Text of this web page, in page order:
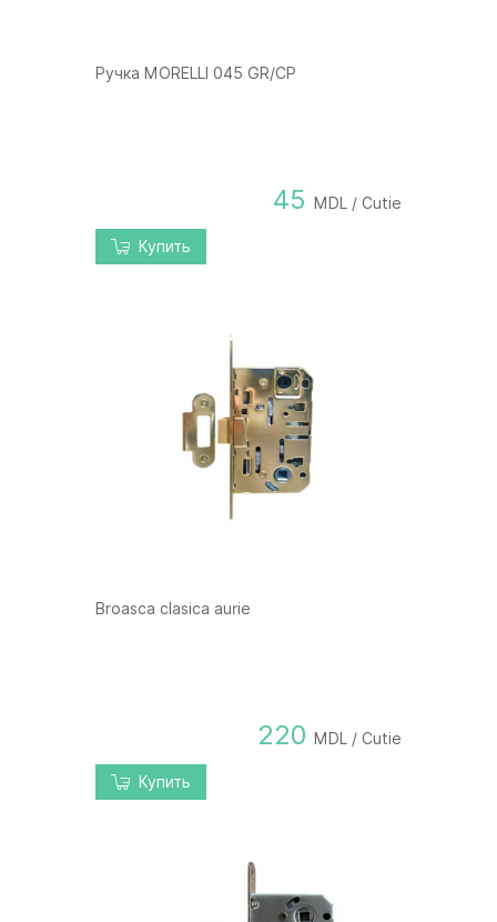
Ручка MORELLI 045 GR/CP
45 MDL / Cutie
Купить
Broasca clasica aurie
220 MDL / Cutie
Купить